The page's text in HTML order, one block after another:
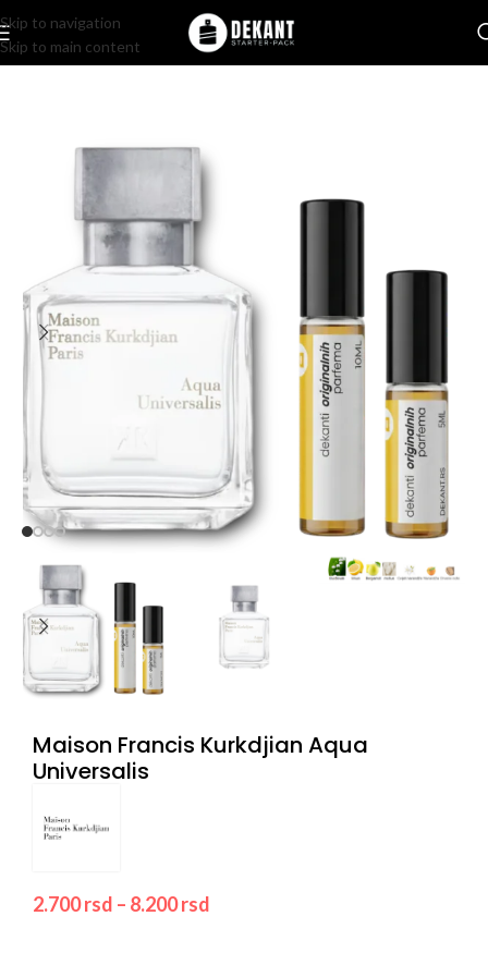
Skip to navigation
Skip to main content
Home/Pakovanje/ Komercijalno
Maison Francis Kurkdjian Aqua
Universalis
2.700rsd – 8.200rsd